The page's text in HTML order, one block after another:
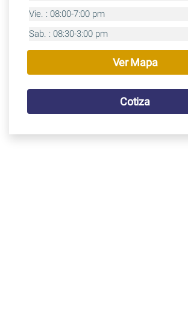
Vie. : 08:00-7:00 pm
Sab. : 08:30-3:00 pm
Ver Mapa
Cotiza